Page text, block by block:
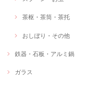
茶枢・茶筒・茶托
おしぼり・その他
鉄器・石板・アルミ鍋
ガラス